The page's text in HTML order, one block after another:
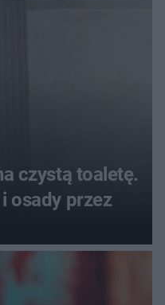
czystą toaletę.
osady przez